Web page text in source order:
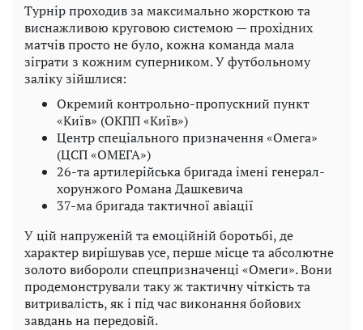
Турнір проходив за максимально жорсткою та
виснажливою круговою системою — прохідних
матчів просто не було, кожна команда мала
зіграти з кожним суперником. У футбольному
заліку зійшлися:
Окремий контрольно-пропускний пункт
«Київ» (ОКПП «Київ»)
Центр спеціального призначення «Омега»
(ЦСП «ОМЕГА»)
26-та артилерійська бригада імені генерал-
хорунжого Романа Дашкевича
37-ма бригада тактичної авіації
У цій напруженій та емоційній боротьбі, де
характер вирішував усе, перше місце та абсолютне
золото вибороли спецпризначенці «Омеги». Вони
продемонстрували таку ж тактичну чіткість та
витривалість, як і під час виконання бойових
завдань на передовій.